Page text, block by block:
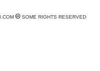
SOME RIGHTS RESERVED